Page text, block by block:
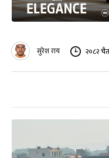
सुरेश राय २०८२